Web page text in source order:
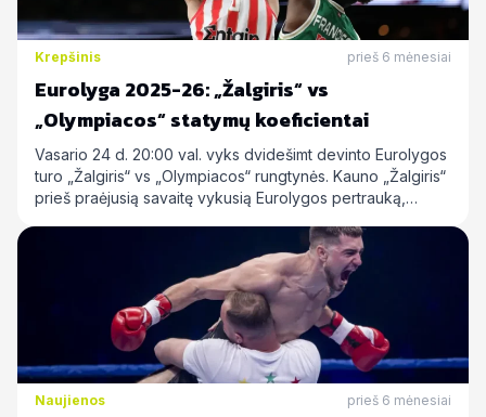
Krepšinis prieš 6 mėnesiai
Eurolyga 2025-26: „Žalgiris“ vs
„Olympiacos“ statymų koeficientai
Vasario 24 d. 20:00 val. vyks dvidešimt devinto Eurolygos
turo „Žalgiris“ vs „Olympiacos“ rungtynės. Kauno „Žalgiris“
prieš praėjusią savaitę vykusią Eurolygos pertrauką,…
Naujienos prieš 6 mėnesiai